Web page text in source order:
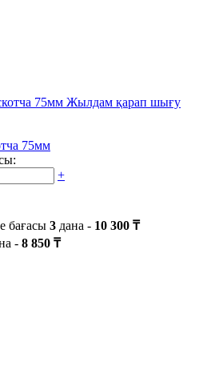
Жылдам қарап шығу
75мм
+
бағасы 3 дана - 10 300 ₸
- 8 850 ₸